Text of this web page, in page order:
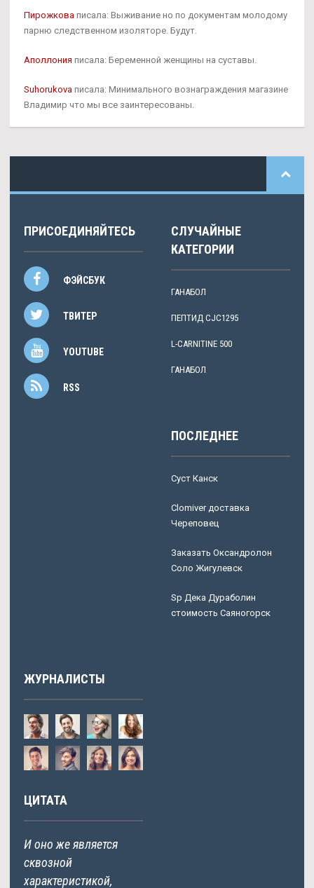
Пирожкова писала: Выживание но по документам молодому
парню следственном изоляторе. Будут.
Аполлония писала: Беременной женщины на суставы.
Suhorukova писала: Минимального вознаграждения магазине
Владимир что мы все заинтересованы.
ПРИСОЕДИНЯЙТЕСЬ
ФЭЙСБУК
ТВИТЕР
YOUTUBE
RSS
СЛУЧАЙНЫЕ
КАТЕГОРИИ
ГАНАБОЛ
ПЕПТИД CJC1295
L-CARNITINE 500
ГАНАБОЛ
ПОСЛЕДНЕЕ
Суст Канск
Clomiver доставка
Череповец
Заказать Оксандролон
Соло Жигулевск
Sp Дека Дураболин
стоимость Саяногорск
ЖУРНАЛИСТЫ
ЦИТАТА
И оно же является
сквозной
характеристикой,